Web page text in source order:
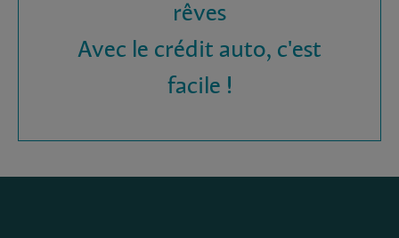
rêves
Avec le crédit auto, c'est
facile !